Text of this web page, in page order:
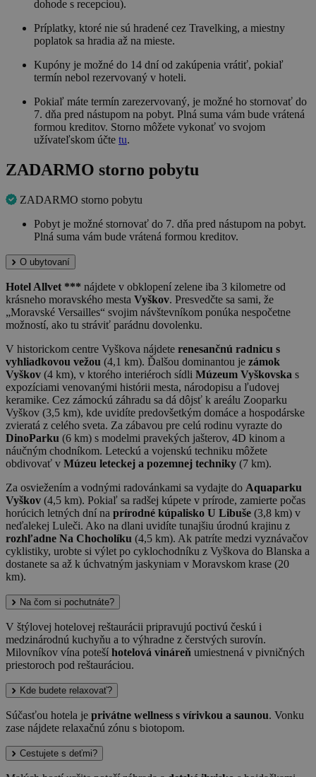
dohode s recepciou).
Príplatky, ktoré nie sú hradené cez Travelking, a miestny
poplatok sa hradia až na mieste.
Kupóny je možné do 14 dní od zakúpenia vrátiť, pokiaľ
termín nebol rezervovaný v hoteli.
Pokiaľ máte termín zarezervovaný, je možné ho stornovať do
7. dňa pred nástupom na pobyt. Plná suma vám bude vrátená
formou kreditov. Storno môžete vykonať vo svojom
užívateľskom účte tu.
ZADARMO storno pobytu
ZADARMO storno pobytu
Pobyt je možné stornovať do 7. dňa pred nástupom na pobyt.
Plná suma vám bude vrátená formou kreditov.
O ubytovaní
Hotel Allvet *** nájdete v obklopení zelene iba 3 kilometre od
krásneho moravského mesta Vyškov. Presvedčte sa sami, že
„Moravské Versailles“ svojim návštevníkom ponúka nespočetne
možností, ako tu stráviť parádnu dovolenku.
V historickom centre Vyškova nájdete renesančnú radnicu s
vyhliadkovou vežou (4,1 km). Ďalšou dominantou je zámok
Vyškov (4 km), v ktorého interiéroch sídli Múzeum Vyškovska s
expozíciami venovanými histórii mesta, národopisu a ľudovej
keramike. Cez zámockú záhradu sa dá dôjsť k areálu Zooparku
Vyškov (3,5 km), kde uvidíte predovšetkým domáce a hospodárske
zvieratá z celého sveta. Za zábavou pre celú rodinu vyrazte do
DinoParku (6 km) s modelmi pravekých jašterov, 4D kinom a
náučným chodníkom. Leteckú a vojenskú techniku ​​môžete
obdivovať v Múzeu leteckej a pozemnej techniky (7 km).
Za osviežením a vodnými radovánkami sa vydajte do Aquaparku
Vyškov (4,5 km). Pokiaľ sa radšej kúpete v prírode, zamierte počas
horúcich letných dní na prírodné kúpalisko U Libuše (3,8 km) v
neďalekej Luleči. Ako na dlani uvidíte tunajšiu úrodnú krajinu z
rozhľadne Na Chocholíku (4,5 km). Ak patríte medzi vyznávačov
cyklistiky, urobte si výlet po cyklochodníku z Vyškova do Blanska a
dostanete sa až k úchvatným jaskyniam v Moravskom krase (20
km).
Na čom si pochutnáte?
V štýlovej hotelovej reštaurácii pripravujú poctivú českú i
medzinárodnú kuchyňu a to výhradne z čerstvých surovín.
Milovníkov vína poteší hotelová vináreň umiestnená v pivničných
priestoroch pod reštauráciou.
Kde budete relaxovať?
Súčasťou hotela je privátne wellness s vírivkou a saunou. Vonku
zase nájdete relaxačnú zónu s biotopom.
Cestujete s deťmi?